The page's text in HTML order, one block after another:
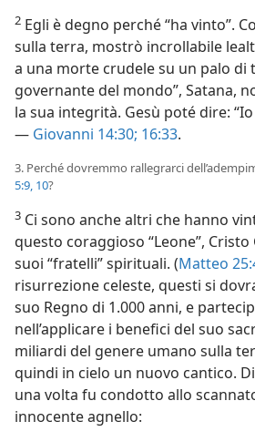
2 Egli è degno perché “ha vinto”.
sulla terra, mostrò incrollabile
a una morte crudele su un palo di
governante del mondo”, Satana,
la sua integrità. Gesù poté dire:
— Giovanni 14:30; 16:33.
3. Perché dovremmo rallegrarci
5:9, 10?
3 Ci sono anche altri che hanno
questo coraggioso “Leone”,
suoi “fratelli” spirituali. (Matteo
risurrezione celeste, questi si
suo Regno di 1.000 anni, e
nell’applicare i benefici del suo
miliardi del genere umano sulla
quindi in cielo un nuovo cantico.
una volta fu condotto allo
innocente agnello: